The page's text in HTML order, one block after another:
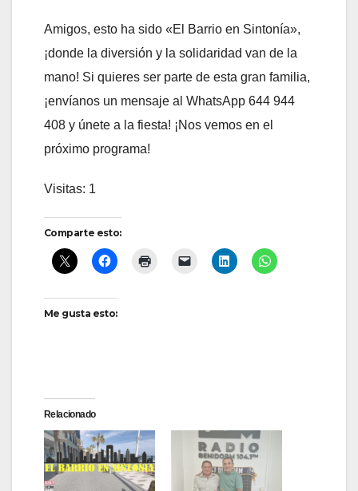
Amigos, esto ha sido «El Barrio en Sintonía»,
¡donde la diversión y la solidaridad van de la
mano! Si quieres ser parte de esta gran familia,
¡envíanos un mensaje al WhatsApp 644 944
408 y únete a la fiesta! ¡Nos vemos en el
próximo programa!
Visitas: 1
Comparte esto:
Me gusta esto:
Relacionado